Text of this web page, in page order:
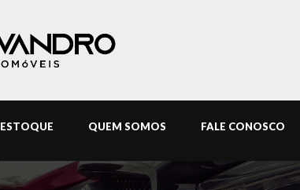
ESTOQUE QUEM SOMOS FALE CONOSCO